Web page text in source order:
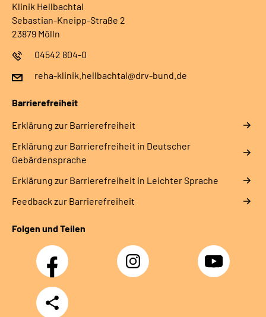
Klinik Hellbachtal
Sebastian-Kneipp-Straße 2
23879 Mölln
04542 804-0
reha-klinik.hellbachtal@drv-bund.de
Barrierefreiheit
Erklärung zur Barrierefreiheit
Erklärung zur Barrierefreiheit in Deutscher
Gebärdensprache
Erklärung zur Barrierefreiheit in Leichter Sprache
Feedback zur Barrierefreiheit
Folgen und Teilen
Facebook Instagram YouTube
Teilen